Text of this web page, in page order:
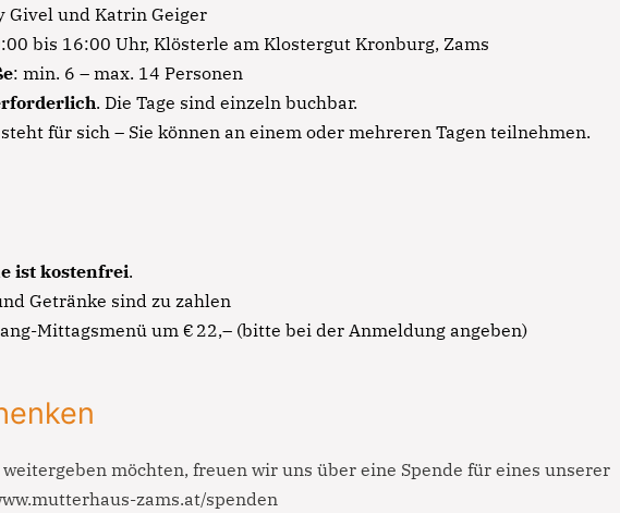
Givel und Katrin Geiger
bis 16:00 Uhr, Klösterle am Klostergut Kronburg, Zams
: min. 6 – max. 14 Personen
. Die Tage sind einzeln buchbar.
für sich – Sie können an einem oder mehreren Tagen teilnehmen.
ist kostenfrei.
Getränke sind zu zahlen
Mittagsmenü um € 22,– (bitte bei der Anmeldung angeben)
weitergeben möchten, freuen wir uns über eine Spende für eines unserer
zams.at/spenden
adipisicing elit, sed do eiusmod tempor incididunt
ut labore et dolore magna aliqua. Ut enim ad
minim veniam, quis nostrud exercitation ullamco
Lorem ipsum dolor sit amet
Lorem ipsum dolor sit amet, consectetur adipisicing elit,
sed do eiusmod tempor incididunt ut labore et dolore
magna aliqua. Ut enim ad minim veniam, quis nostrud
Lorem ipsum dolor sit amet, consectetur adipisicing elit,
sed do eiusmod tempor incididunt ut labore et dolore
magna aliqua. Ut enim ad minim veniam, quis nostrud
Lorem ipsum dolor sit amet, consectetur adipisicing elit,
sed do eiusmod tempor incididunt ut labore et dolore